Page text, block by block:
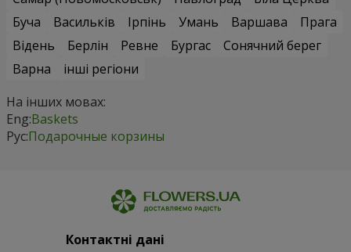
Буча
Васильків Ірпінь Умань Варшава
Прага
Відень
Берлін Ревне Бургас
Сонячний берег
Варна
інші регіони
На інших мовах:
Eng:Baskets
Рус:Подарочные корзины
Контактні дані